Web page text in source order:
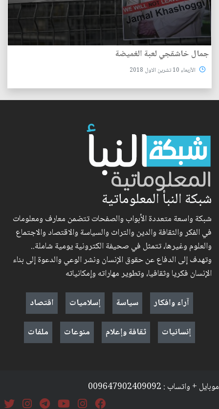
جمال خاشقجي لعبة الغميضة
الأربعاء 10 تشرين الاول 2018
شبكة النبأ المعلوماتية
شبكة واسعة متعددة الأبواب والصفحات تتضمن معارف ومعلومات
في الفكر والثقافة والدين والتراث والسياسة والاقتصاد والاجتماع
والعلوم وغيرها، تتمثل في صحيفة الكترونية يومية شاملة..
وتهدف إلى الدفاع عن حقوق الإنسان ونشر الوعي والدعوة إلى بناء
الإنسان فكريا وثقافيا، وتطوير مهاراته وإمكانياته
آراء وافكار
سياسة إسلاميات
اقتصاد
إنسانيات
ثقافة وإعلام منوعات ملفات
موبايل + واتساب : 009647902409092